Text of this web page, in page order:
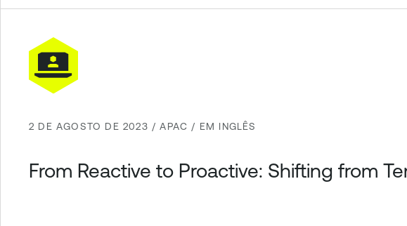
2 DE AGOSTO DE 2023 / APAC / EM INGLÊS
From Reactive to Proactive: Shifting from